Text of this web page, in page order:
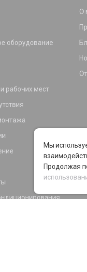
оборудование
рабочих мест
О
Мы
Продолжая